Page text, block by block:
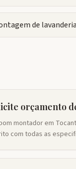
de
orçamento
montador em
com todas as